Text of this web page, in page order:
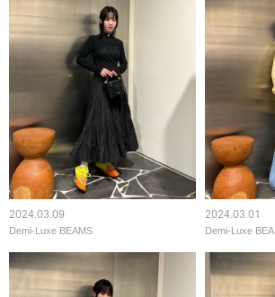
2024.03.09
Demi-Luxe BEAMS
2024.03.01
Demi-Luxe